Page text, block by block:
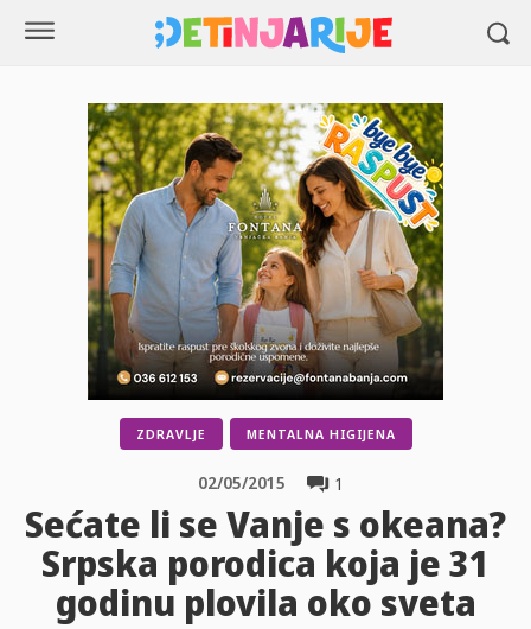
ZDRAVLJE MENTALNA HIGIJENA
1
02/05/2015
Sećate li se Vanje s okeana?
Srpska porodica koja je 31
godinu plovila oko sveta